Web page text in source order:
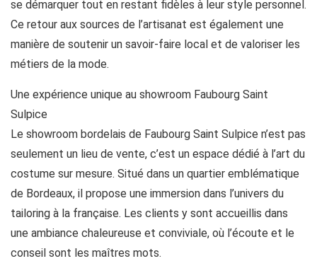
se démarquer tout en restant fidèles à leur style personnel.
Ce retour aux sources de l’artisanat est également une
manière de soutenir un savoir-faire local et de valoriser les
métiers de la mode.
Une expérience unique au showroom Faubourg Saint
Sulpice
Le showroom bordelais de Faubourg Saint Sulpice n’est pas
seulement un lieu de vente, c’est un espace dédié à l’art du
costume sur mesure. Situé dans un quartier emblématique
de Bordeaux, il propose une immersion dans l’univers du
tailoring à la française. Les clients y sont accueillis dans
une ambiance chaleureuse et conviviale, où l’écoute et le
conseil sont les maîtres mots.